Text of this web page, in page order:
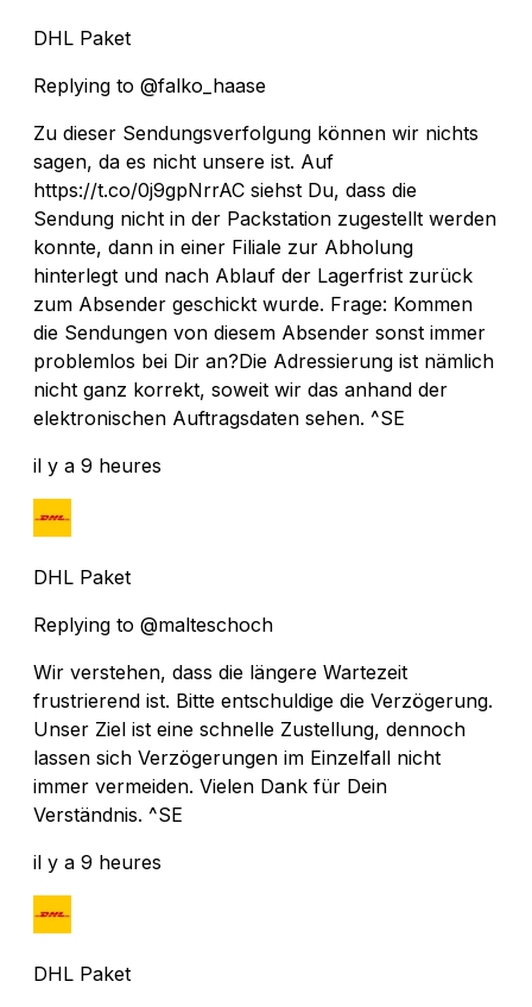
DHL Paket
Replying to @falko_haase
Zu dieser Sendungsverfolgung können wir nichts
sagen, da es nicht unsere ist. Auf
https://t.co/0j9gpNrrAC siehst Du, dass die
Sendung nicht in der Packstation zugestellt werden
konnte, dann in einer Filiale zur Abholung
hinterlegt und nach Ablauf der Lagerfrist zurück
zum Absender geschickt wurde. Frage: Kommen
die Sendungen von diesem Absender sonst immer
problemlos bei Dir an?Die Adressierung ist nämlich
nicht ganz korrekt, soweit wir das anhand der
elektronischen Auftragsdaten sehen. ^SE
il y a 9 heures
DHL Paket
Replying to @malteschoch
Wir verstehen, dass die längere Wartezeit
frustrierend ist. Bitte entschuldige die Verzögerung.
Unser Ziel ist eine schnelle Zustellung, dennoch
lassen sich Verzögerungen im Einzelfall nicht
immer vermeiden. Vielen Dank für Dein
Verständnis. ^SE
il y a 9 heures
DHL Paket